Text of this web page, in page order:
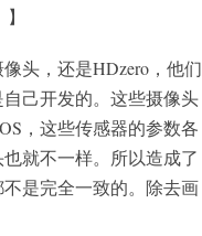
头，还是HDzero，他们
己开发的。这些摄像头
，这些传感器的参数各
就不一样。所以造成了
是完全一致的。除去画